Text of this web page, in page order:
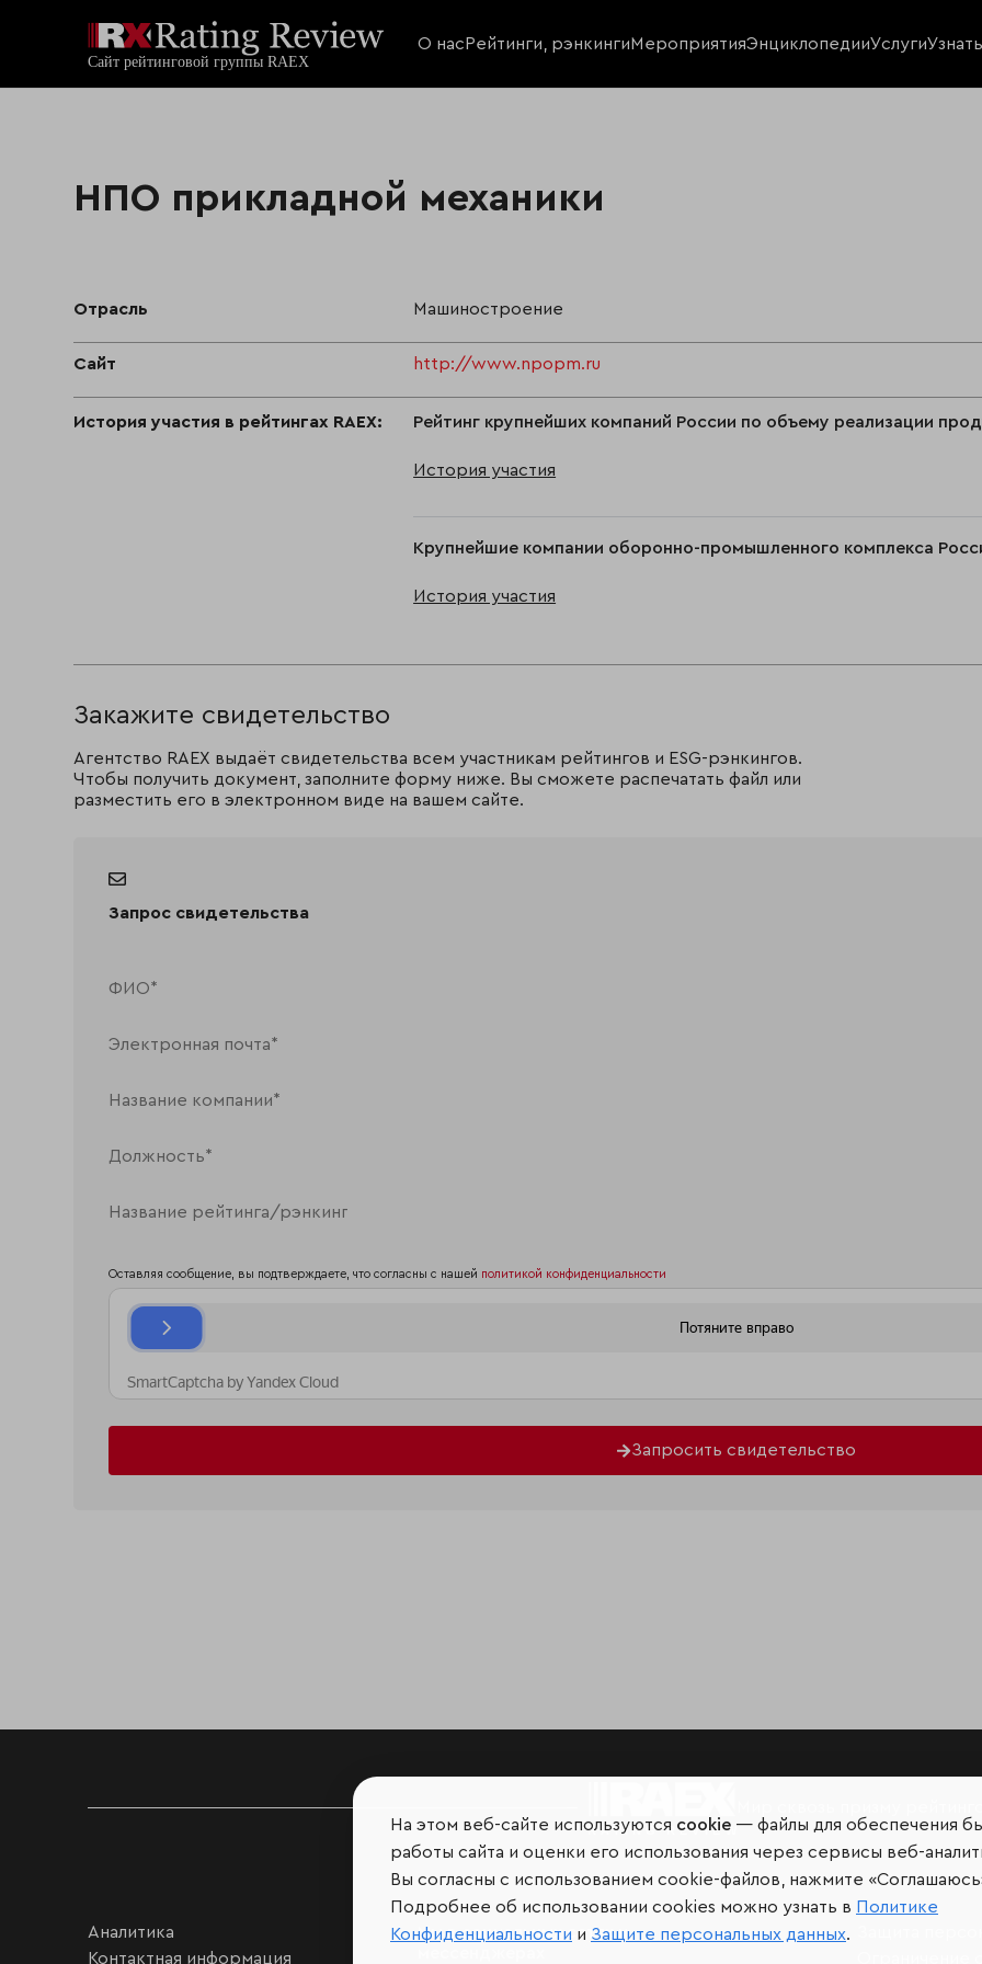
О нас Рейтинги, рэнкингиМероприятияЭнциклопедииУслуги
НПО прикладной механики
Отрасль Машиностроение
Сайт http://www.npopm.ru
История участия в рейтингах RAEX: Рейтинг крупнейших компаний России по объему реализации
История участия
Крупнейшие компании оборонно-промышленного комплекса
История участия
Закажите свидетельство
Агентство RAEX выдаёт свидетельства всем участникам рейтингов и ESG-рэнкингов.
Чтобы получить документ, заполните форму ниже. Вы сможете распечатать файл или
разместить его в электронном виде на вашем сайте.
Запрос свидетельства
Оставляя сообщение, вы подтверждаете, что согласны с нашей политикой конфиденциальности
Запросить свидетельство
Аналитика
Контактная информация
Мы в социальных сетях и
На этом веб-сайте используются cookie — файлы для обеспечения
работы сайта и оценки его использования через сервисы веб-
Вы согласны с использованием cookie-файлов, нажмите
Подробнее об использовании cookies можно узнать в Политике
Конфиденциальности и Защите персональных данных.